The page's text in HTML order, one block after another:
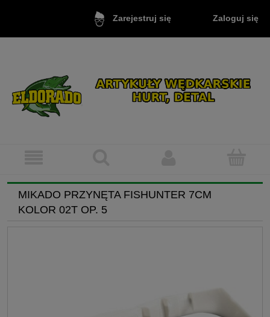
Zarejestruj się Zaloguj się
MIKADO PRZYNĘTA FISHUNTER 7CM
KOLOR 02T OP. 5